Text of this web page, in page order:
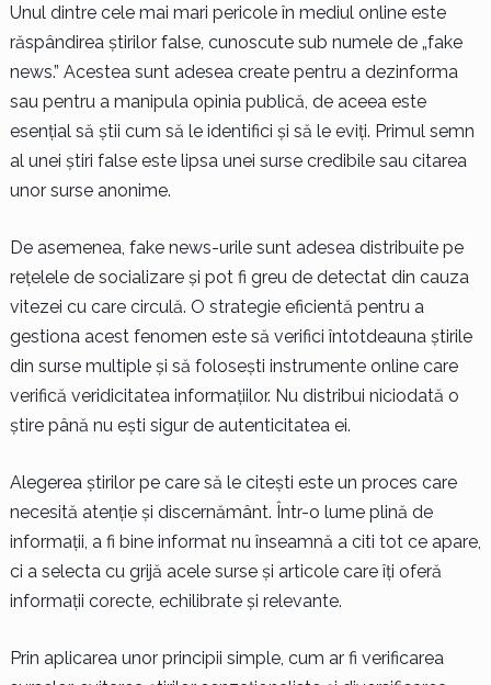
Unul dintre cele mai mari pericole în mediul online este
răspândirea știrilor false, cunoscute sub numele de „fake
news.” Acestea sunt adesea create pentru a dezinforma
sau pentru a manipula opinia publică, de aceea este
esențial să știi cum să le identifici și să le eviți. Primul semn
al unei știri false este lipsa unei surse credibile sau citarea
unor surse anonime.
De asemenea, fake news-urile sunt adesea distribuite pe
rețelele de socializare și pot fi greu de detectat din cauza
vitezei cu care circulă. O strategie eficientă pentru a
gestiona acest fenomen este să verifici întotdeauna știrile
din surse multiple și să folosești instrumente online care
verifică veridicitatea informațiilor. Nu distribui niciodată o
știre până nu ești sigur de autenticitatea ei.
Alegerea știrilor pe care să le citești este un proces care
necesită atenție și discernământ. Într-o lume plină de
informații, a fi bine informat nu înseamnă a citi tot ce apare,
ci a selecta cu grijă acele surse și articole care îți oferă
informații corecte, echilibrate și relevante.
Prin aplicarea unor principii simple, cum ar fi verificarea